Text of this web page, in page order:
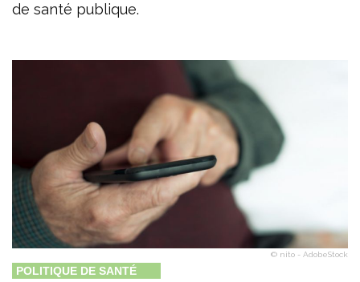
de santé publique.
© nito - AdobeStock
POLITIQUE DE SANTÉ